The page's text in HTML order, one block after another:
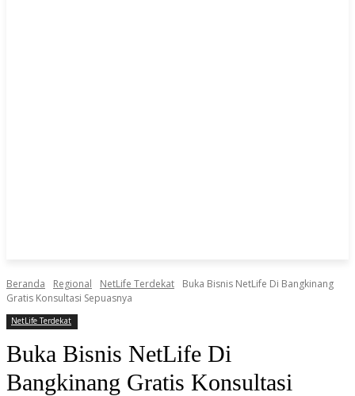
Beranda Regional NetLife Terdekat
Buka Bisnis NetLife Di Bangkinang
Gratis Konsultasi Sepuasnya
NetLife Terdekat
Buka Bisnis NetLife Di
Bangkinang Gratis Konsultasi